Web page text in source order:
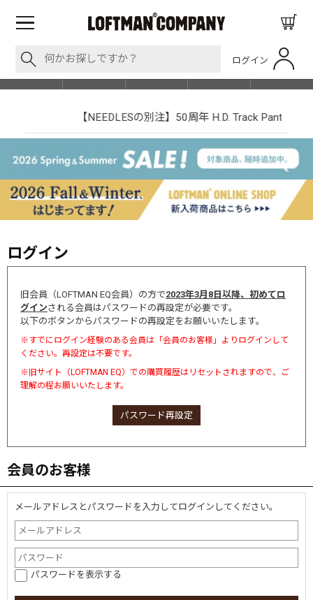
ログイン
SHOP LIST
【NEEDLESの別注】50周年 H.D. Track Pant
ログイン
旧会員（LOFTMAN EQ会員）の方で2023年3月8日以降、初めてロ
グインされる会員はパスワードの再設定が必要です。
以下のボタンからパスワードの再設定をお願いいたします。
※すでにログイン経験のある会員は「会員のお客様」よりログインして
ください。再設定は不要です。
※旧サイト（LOFTMAN EQ）での購買履歴はリセットされますので、ご
理解の程お願いいたします。
パスワード再設定
会員のお客様
メールアドレスとパスワードを入力してログインしてください。
パスワードを表示する